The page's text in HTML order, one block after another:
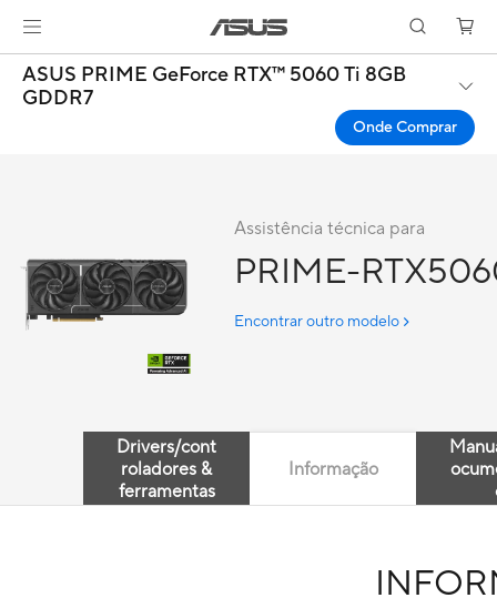
ASUS PRIME GeForce RTX™ 5060 Ti 8GB
GDDR7
Onde Comprar
Assistência técnica para
PRIME-
Encontrar outro modelo
Drivers/cont
roladores &
ferramentas
Informação